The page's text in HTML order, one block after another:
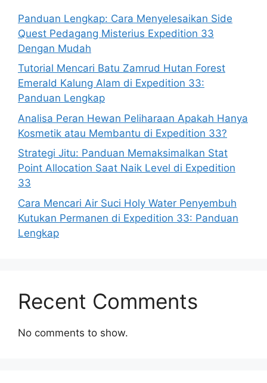
Panduan Lengkap: Cara Menyelesaikan Side
Quest Pedagang Misterius Expedition 33
Dengan Mudah
Tutorial Mencari Batu Zamrud Hutan Forest
Emerald Kalung Alam di Expedition 33:
Panduan Lengkap
Analisa Peran Hewan Peliharaan Apakah Hanya
Kosmetik atau Membantu di Expedition 33?
Strategi Jitu: Panduan Memaksimalkan Stat
Point Allocation Saat Naik Level di Expedition
33
Cara Mencari Air Suci Holy Water Penyembuh
Kutukan Permanen di Expedition 33: Panduan
Lengkap
Recent Comments
No comments to show.